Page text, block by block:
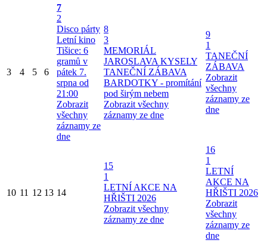
3 4 5 6
7
2
Disco párty
Letní kino
Tišice: 6
gramů v
pátek 7.
srpna od
21:00
Zobrazit
všechny
záznamy ze
dne
8
3
MEMORIÁL
JAROSLAVA KYSELY
TANEČNÍ ZÁBAVA
BARDOTKY - promítání
pod širým nebem
Zobrazit všechny
záznamy ze dne
9
1
TANEČNÍ
ZÁBAVA
Zobrazit
všechny
záznamy ze
dne
10 11 12 13 14
15
1
LETNÍ AKCE NA
HŘIŠTI 2026
Zobrazit všechny
záznamy ze dne
16
1
LETNÍ
AKCE NA
HŘIŠTI 2026
Zobrazit
všechny
záznamy ze
dne